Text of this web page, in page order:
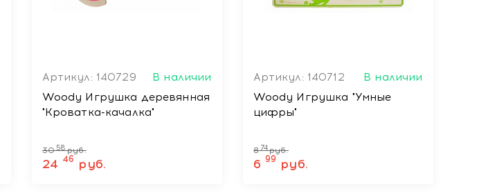
Артикул: 140729
В наличии
Woody Игрушка деревянная
"Кроватка-качалка"
3058 руб.
24 46 руб.
Артикул: 140712
В наличии
Woody Игрушка "Умные
цифры"
8 74руб.
6 99 руб.